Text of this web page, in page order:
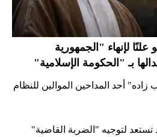
لإنهاء "الجمهورية
بـ "الحكومة الإسلامية"
أحد المداحين الموالين للنظام
لتوجيه "الضربة القاضية"